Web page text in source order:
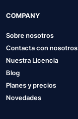
COMPANY
Sobre nosotros
Contacta con nosotros
Nuestra Licencia
Blog
Planes y precios
Novedades